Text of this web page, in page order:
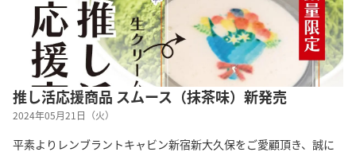
推し活応援商品 スムース（抹茶味）新発売
2024年05月21日（火）
平素よりレンブラントキャビン新宿新大久保をご愛顧頂き、誠に